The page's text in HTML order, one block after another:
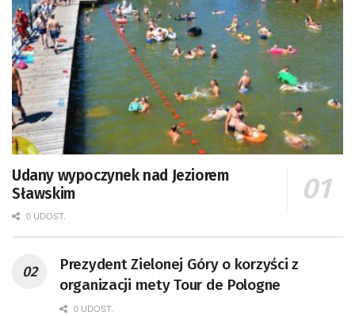
Udany wypoczynek nad Jeziorem
Sławskim
0 UDOST.
Prezydent Zielonej Góry o korzyści z
organizacji mety Tour de Pologne
0 UDOST.